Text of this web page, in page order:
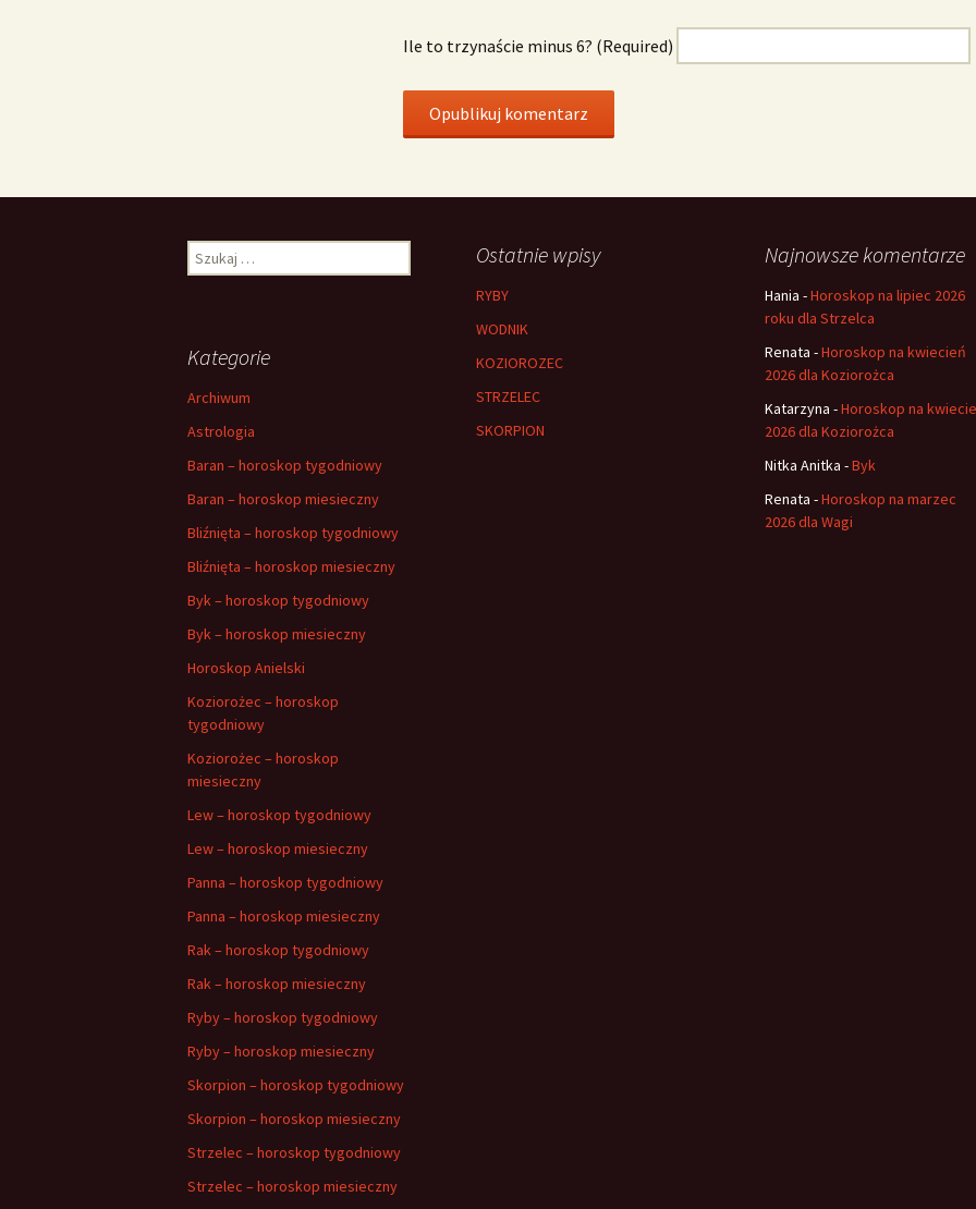
Ile to trzynaście minus 6? (Required)
Szukaj: Ostatnie wpisy
RYBY
WODNIK
KOZIOROZEC
STRZELEC
SKORPION
Najnowsze komentarze
Hania -Horoskop na lipiec 2026
roku dla Strzelca
Renata -Horoskop na kwiecień
2026 dla Koziorożca
Katarzyna -Horoskop na
2026 dla Koziorożca
Nitka Anitka -Byk
Renata -Horoskop na marzec
2026 dla Wagi
Kategorie
Archiwum
Astrologia
Baran – horoskop tygodniowy
Baran – horoskop miesieczny
Bliźnięta – horoskop tygodniowy
Bliźnięta – horoskop miesieczny
Byk – horoskop tygodniowy
Byk – horoskop miesieczny
Horoskop Anielski
Koziorożec – horoskop
tygodniowy
Koziorożec – horoskop
miesieczny
Lew – horoskop tygodniowy
Lew – horoskop miesieczny
Panna – horoskop tygodniowy
Panna – horoskop miesieczny
Rak – horoskop tygodniowy
Rak – horoskop miesieczny
Ryby – horoskop tygodniowy
Ryby – horoskop miesieczny
Skorpion – horoskop tygodniowy
Skorpion – horoskop miesieczny
Strzelec – horoskop tygodniowy
Strzelec – horoskop miesieczny